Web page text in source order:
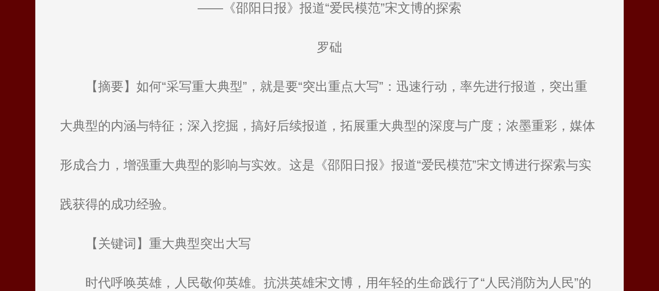
——《邵阳日报》报道“爱民模范”宋文博的探索
罗础
【摘要】如何“采写重大典型”，就是要“突出重点大写”：迅速行动，率先进行报道，突出重
大典型的内涵与特征；深入挖掘，搞好后续报道，拓展重大典型的深度与广度；浓墨重彩，媒体
形成合力，增强重大典型的影响与实效。这是《邵阳日报》报道“爱民模范”宋文博进行探索与实
践获得的成功经验。
【关键词】重大典型突出大写
时代呼唤英雄，人民敬仰英雄。抗洪英雄宋文博，用年轻的生命践行了“人民消防为人民”的